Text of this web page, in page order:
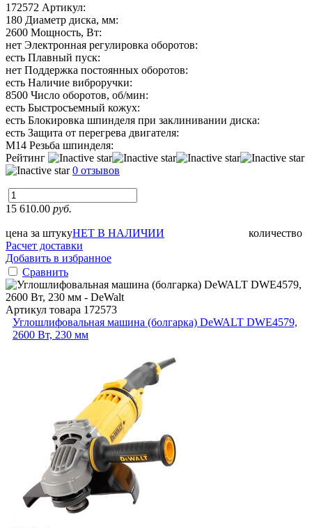
172572 Артикул:
180 Диаметр диска, мм:
2600 Мощность, Вт:
нет Электронная регулировка оборотов:
есть Плавный пуск:
нет Поддержка постоянных оборотов:
есть Наличие виброручки:
8500 Число оборотов, об/мин:
есть Быстросъемный кожух:
есть Блокировка шпинделя при заклинивании диска:
есть Защита от перегрева двигателя:
М14 Резьба шпинделя:
Рейтинг
0 отзывов
15 610.00 руб.
цена за штуку количество
НЕТ В НАЛИЧИИ
Расчет доставки
Добавить в избранное
Сравнить
Артикул товара 172573
Углошлифовальная машина (болгарка) DeWALT DWE4579,
2600 Вт, 230 мм